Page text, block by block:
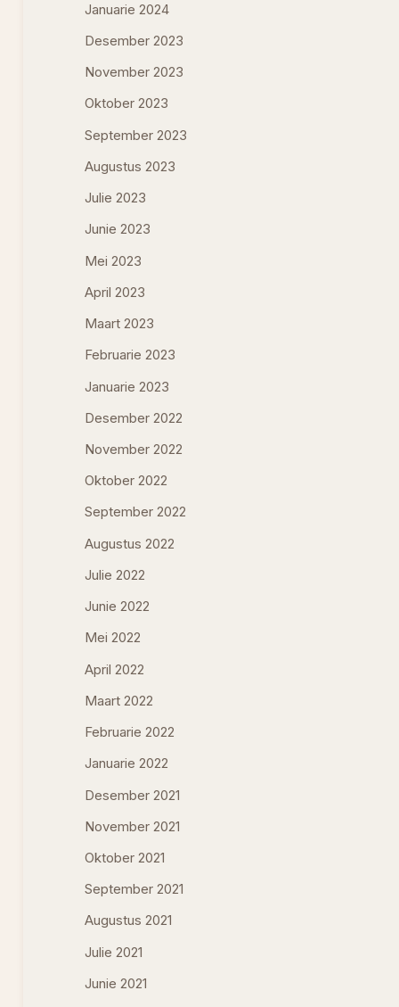
Januarie 2024
Desember 2023
November 2023
Oktober 2023
September 2023
Augustus 2023
Julie 2023
Junie 2023
Mei 2023
April 2023
Maart 2023
Februarie 2023
Januarie 2023
Desember 2022
November 2022
Oktober 2022
September 2022
Augustus 2022
Julie 2022
Junie 2022
Mei 2022
April 2022
Maart 2022
Februarie 2022
Januarie 2022
Desember 2021
November 2021
Oktober 2021
September 2021
Augustus 2021
Julie 2021
Junie 2021